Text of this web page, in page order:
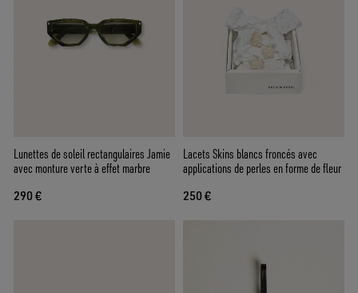
Lunettes de soleil rectangulaires Jamie
avec monture verte à effet marbre
290 €
Lacets Skins blancs froncés avec
applications de perles en forme de fleur
250 €